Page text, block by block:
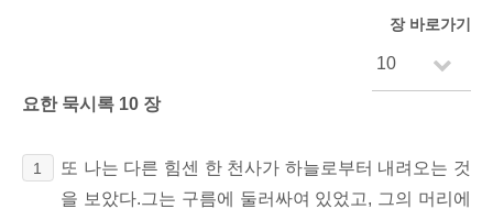
장 바로가기
요한 묵시록 10 장
1
또 나는 다른 힘센 한 천사가 하늘로부터 내려오는 것
을 보았다.그는 구름에 둘러싸여 있었고, 그의 머리에